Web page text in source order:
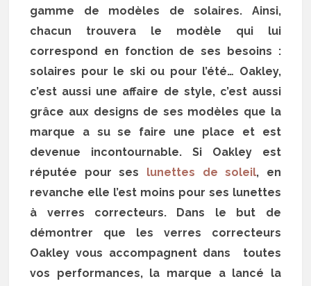
gamme de modèles de solaires. Ainsi,
chacun trouvera le modèle qui lui
correspond en fonction de ses besoins :
solaires pour le ski ou pour l’été… Oakley,
c’est aussi une affaire de style, c’est aussi
grâce aux designs de ses modèles que la
marque a su se faire une place et est
devenue incontournable. Si Oakley est
réputée pour ses lunettes de soleil, en
revanche elle l’est moins pour ses lunettes
à verres correcteurs. Dans le but de
démontrer que les verres correcteurs
Oakley vous accompagnent dans toutes
vos performances, la marque a lancé la